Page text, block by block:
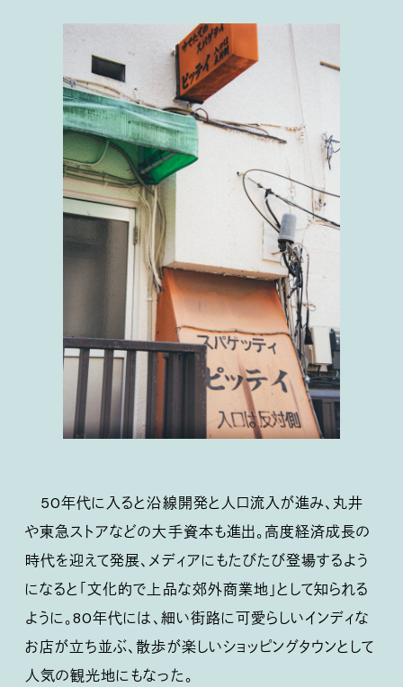
50年代に入ると沿線開発と人口流入が進み、丸井
や東急ストアなどの大手資本も進出。高度経済成長の
時代を迎えて発展、メディアにもたびたび登場するよう
になると「文化的で上品な郊外商業地」として知られる
ように。80年代には、細い街路に可愛らしいインディな
お店が立ち並ぶ、散歩が楽しいショッピングタウンとして
人気の観光地にもなった。